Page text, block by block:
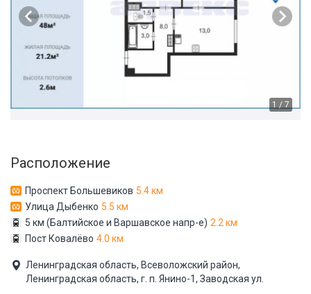
1 / 7
Расположение
Проспект Большевиков 5.4 км
Улица Дыбенко 5.5 км
5 км (Балтийское и Варшавское напр-е) 2.2 км
Пост Ковалёво 4.0 км
Ленинградская область, Всеволожский район,
Ленинградская область, г. п. Янино-1, Заводская ул.